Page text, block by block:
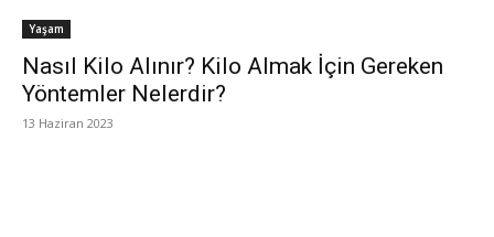
Yaşam
Nasıl Kilo Alınır? Kilo Almak İçin Gereken
Yöntemler Nelerdir?
13 Haziran 2023